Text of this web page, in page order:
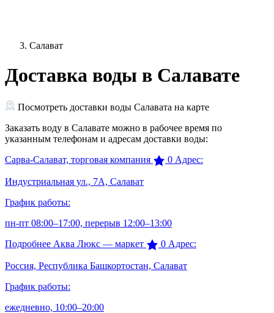
Салават
Доставка воды в Салавате
Посмотреть доставки воды Салавата на карте
Заказать воду в Салавате можно в рабочее время по
указанным телефонам и адресам доставки воды:
Сарва-Салават, торговая компания
0 Адрес:
Индустриальная ул., 7А, Салават
График работы:
пн-пт 08:00–17:00, перерыв 12:00–13:00
Подробнее Аква Люкс — маркет 0 Адрес:
Россия, Республика Башкортостан, Салават
График работы:
ежедневно, 10:00–20:00